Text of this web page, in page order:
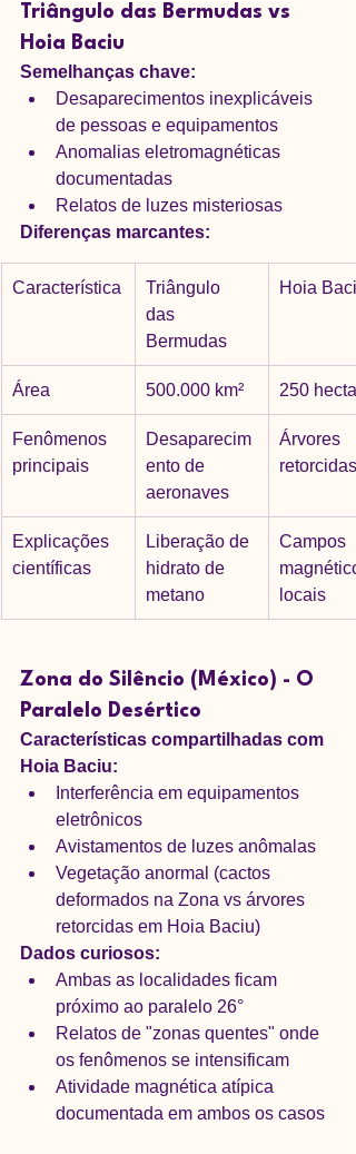
Triângulo das Bermudas vs
Hoia Baciu
Semelhanças chave:
Desaparecimentos inexplicáveis
de pessoas e equipamentos
Anomalias eletromagnéticas
documentadas
Relatos de luzes misteriosas
Diferenças marcantes:
Característica
Triângulo
das
Bermudas
Hoia
Área 500.000 km² 250
Fenômenos
principais
Desaparecim
ento de
aeronaves
Árvores
retorcidas
Explicações
científicas
Liberação de
hidrato de
metano
Campos
locais
Zona do Silêncio (México) - O
Paralelo Desértico
Características compartilhadas com
Hoia Baciu:
Interferência em equipamentos
eletrônicos
Avistamentos de luzes anômalas
Vegetação anormal (cactos
deformados na Zona vs árvores
retorcidas em Hoia Baciu)
Dados curiosos:
Ambas as localidades ficam
próximo ao paralelo 26°
Relatos de "zonas quentes" onde
os fenômenos se intensificam
Atividade magnética atípica
documentada em ambos os casos